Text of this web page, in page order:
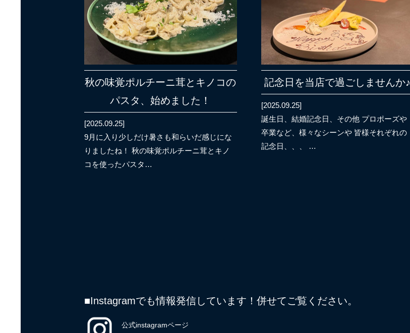
秋の味覚ポルチーニ茸とキノコの
パスタ、始めました！
[2025.09.25]
9月に入り少しだけ暑さも和らいだ感じにな
りましたね！ 秋の味覚ポルチーニ茸とキノ
コを使ったパスタ…
記念日を当店で過ごしませんか♪
[2025.09.25]
誕生日、結婚記念日、その他 プロポーズや
卒業など、様々なシーンや 皆様それぞれの
記念日、、、 …
■Instagramでも情報発信しています！併せてご覧ください。
公式instagramページ